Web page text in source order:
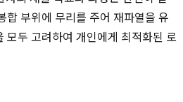
부위에 무리를 주어 재파열을 유
모두 고려하여 개인에게 최적화된 로